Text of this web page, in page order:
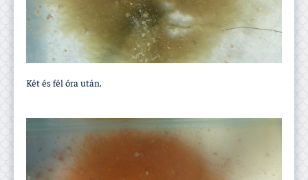
Két és fél óra után.